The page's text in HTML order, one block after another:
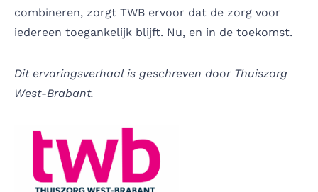
combineren, zorgt TWB ervoor dat de zorg voor
iedereen toegankelijk blijft. Nu, en in de toekomst.
Dit ervaringsverhaal is geschreven door Thuiszorg
West-Brabant.